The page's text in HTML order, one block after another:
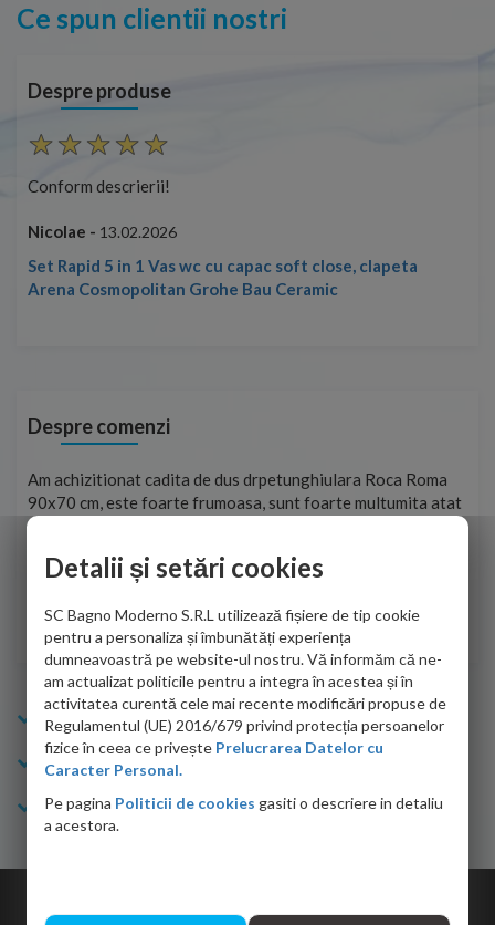
Ce spun clientii nostri
Despre produse
Conform descrierii!
Nicolae - 13.02.2026
Set Rapid 5 in 1 Vas wc cu capac soft close, clapeta
Arena Cosmopolitan Grohe Bau Ceramic
Despre comenzi
Am achizitionat cadita de dus drpetunghiulara Roca Roma
90x70 cm, este foarte frumoasa, sunt foarte multumita atat
de personalul firmei dvs. cu care am colaborat in obtinerea
adus coletul in siguranta.Numai bine, va doresc!
Sofrone Viviana -28.07.2026
Info Bagno
Cumparaturi
Suport clienti
Detalii și setări cookies
SC Bagno Moderno S.R.L utilizează fișiere de tip cookie
pentru a personaliza și îmbunătăți experiența
dumneavoastră pe website-ul nostru. Vă informăm că ne-
am actualizat politicile pentru a integra în acestea și în
activitatea curentă cele mai recente modificări propuse de
Regulamentul (UE) 2016/679 privind protecția persoanelor
fizice în ceea ce privește Prelucrarea Datelor cu
Caracter Personal.
Pe pagina Politicii de cookies gasiti o descriere in detaliu
a acestora.